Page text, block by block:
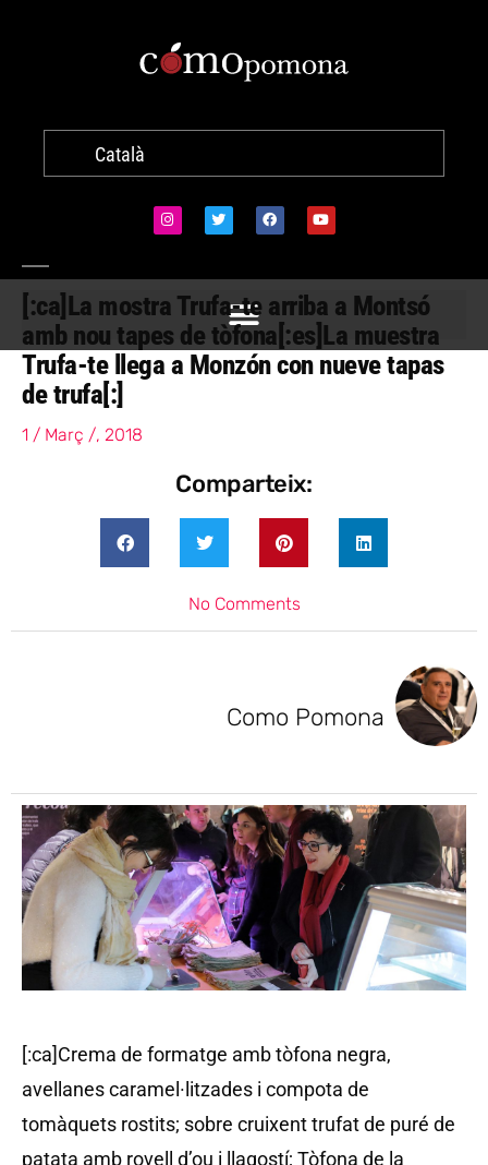
Català
[:ca]La mostra Trufa-te arriba a Montsó
amb nou tapes de tòfona[:es]La muestra
Trufa-te llega a Monzón con nueve tapas
de trufa[:]
1 / Març /, 2018
Comparteix:
No Comments
Como Pomona
[:ca]Crema de formatge amb tòfona negra,
avellanes caramel·litzades i compota de
tomàquets rostits; sobre cruixent trufat de puré de
patata amb rovell d’ou i llagostí; Tòfona de la